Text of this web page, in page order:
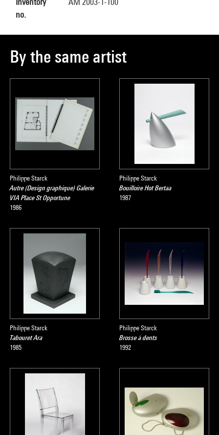
no.
By the same artist
Philippe Starck
Autre (Design graphique) Galerie
VIA Place St Opportune
1986
Philippe Starck
Bouilloire Hot Bertaa
1987
Philippe Starck
Tabouret Ara
1985
Philippe Starck
Brosse à dents
1992